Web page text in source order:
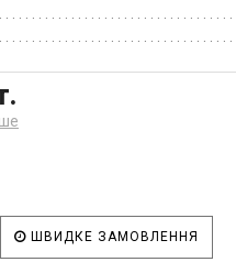
ШВИДКЕ ЗАМОВЛЕННЯ